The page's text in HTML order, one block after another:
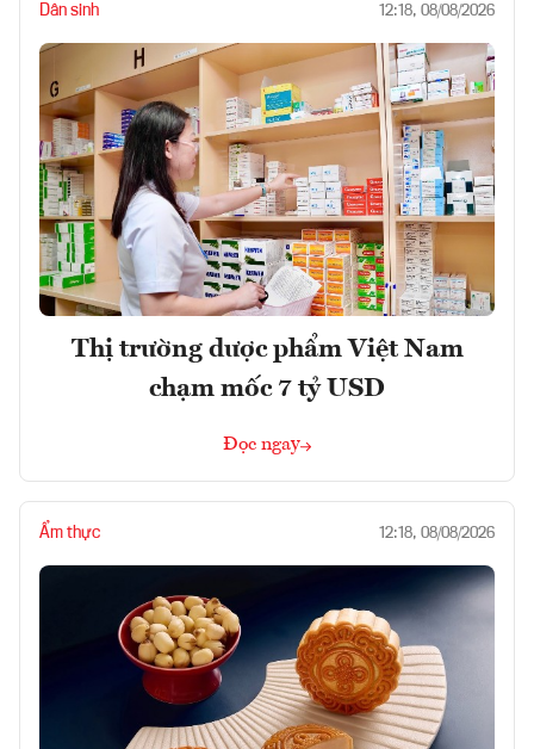
Dân sinh 12:18, 08/08/2026
Thị trường dược phẩm Việt Nam
chạm mốc 7 tỷ USD
Đọc ngay
Ẩm thực 12:18, 08/08/2026